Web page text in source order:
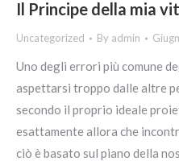
Il Principe della mia
Uncategorized By admin
Uno degli errori più comune
aspettarsi troppo dalle altre
secondo il proprio ideale
esattamente allora che
ciò è basato sul piano della